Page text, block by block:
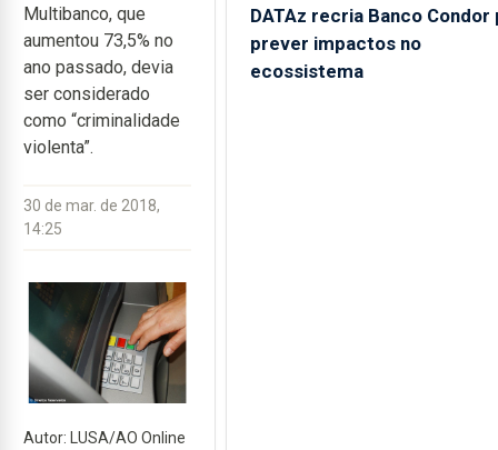
Multibanco, que
aumentou 73,5% no
ano passado, devia
ser considerado
como “criminalidade
violenta”.
30 de mar. de 2018,
14:25
Autor: LUSA/AO Online
DATAz recria Banco Condor
prever impactos no
ecossistema